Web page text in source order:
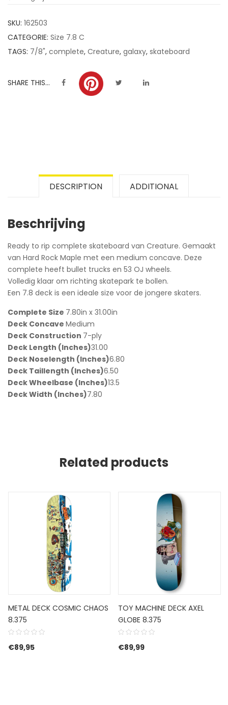
ratings
SKU: 162503
CATEGORIE: Size 7.8 C
TAGS: 7/8", complete, Creature, galaxy, skateboard
SHARE THIS...
DESCRIPTION ADDITIONAL
Beschrijving
Ready to rip complete skateboard van Creature. Gemaakt
van Hard Rock Maple met een medium concave. Deze
complete heeft bullet trucks en 53 OJ wheels.
Volledig klaar om richting skatepark te bollen.
Een 7.8 deck is een ideale size voor de jongere skaters.
Complete Size 7.80in x 31.00in
Deck Concave Medium
Deck Construction 7-ply
Deck Length (Inches)31.00
Deck Noselength (Inches)6.80
Deck Taillength (Inches)6.50
Deck Wheelbase (Inches)13.5
Deck Width (Inches)7.80
Related products
METAL DECK COSMIC CHAOS
8.375
€89,95
TOY MACHINE DECK AXEL
GLOBE 8.375
€89,99